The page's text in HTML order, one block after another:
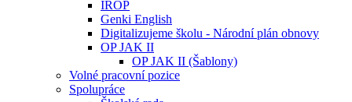
IROP
Genki English
Digitalizujeme školu - Národní plán obnovy
OP JAK II
OP JAK II (Šablony)
Volné pracovní pozice
Spolupráce